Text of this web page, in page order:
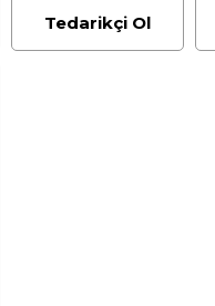
Tedarikçi Ol